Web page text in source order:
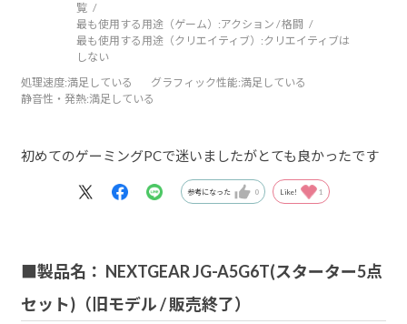
覧
最も使用する用途（ゲーム）:アクション / 格闘
最も使用する用途（クリエイティブ）:クリエイティブは
しない
処理速度:満足している グラフィック性能:満足している
静音性・発熱:満足している
初めてのゲーミングPCで迷いましたがとても良かったです
参考になった 0 Like! 1
■製品名： NEXTGEAR JG-A5G6T(スターター5点
セット)（旧モデル / 販売終了）